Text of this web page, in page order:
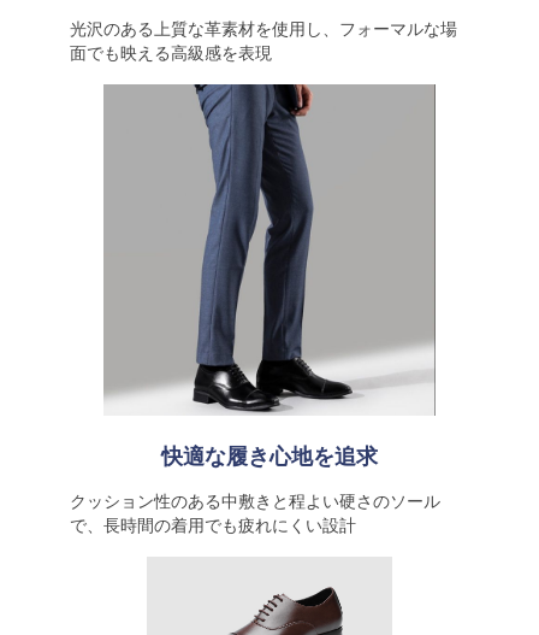
光沢のある上質な革素材を使用し、フォーマルな場
面でも映える高級感を表現
快適な履き心地を追求
クッション性のある中敷きと程よい硬さのソール
で、長時間の着用でも疲れにくい設計